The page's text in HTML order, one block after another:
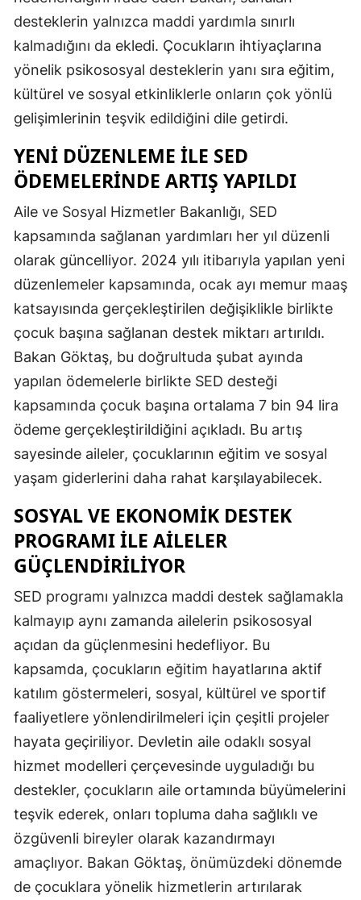
Malatya
Manisa
Kahramanmaraş
Mardin
Muğla
Muş
Nevşehir
Niğde
Ordu
Rize
Sakarya
Samsun
Siirt
Sinop
Sivas
Tekirdağ
Tunceli
Şanlıurfa
Uşak
Van
Yozgat
Zonguldak
Aksaray
Bayburt
Karaman
desteklerin yalnızca maddi yardımla sınırlı
kalmadığını da ekledi. Çocukların ihtiyaçlarına
yönelik psikososyal desteklerin yanı sıra eğitim,
kültürel ve sosyal etkinliklerle onların çok yönlü
gelişimlerinin teşvik edildiğini dile getirdi.
YENI DÜZENLEME ILE SED
ÖDEMELERINDE ARTIŞ YAPILDI
Aile ve Sosyal Hizmetler Bakanlığı, SED
kapsamında sağlanan yardımları her yıl düzenli
olarak güncelliyor. 2024 yılı itibarıyla yapılan yeni
düzenlemeler kapsamında, ocak ayı memur maaş
katsayısında gerçekleştirilen değişiklikle birlikte
çocuk başına sağlanan destek miktarı artırıldı.
Bakan Göktaş, bu doğrultuda şubat ayında
yapılan ödemelerle birlikte SED desteği
kapsamında çocuk başına ortalama 7 bin 94 lira
ödeme gerçekleştirildiğini açıkladı. Bu artış
sayesinde aileler, çocuklarının eğitim ve sosyal
yaşam giderlerini daha rahat karşılayabilecek.
SOSYAL VE EKONOMIK DESTEK
PROGRAMI ILE AILELER
GÜÇLENDIRILIYOR
SED programı yalnızca maddi destek sağlamakla
kalmayıp aynı zamanda ailelerin psikososyal
açıdan da güçlenmesini hedefliyor. Bu
kapsamda, çocukların eğitim hayatlarına aktif
katılım göstermeleri, sosyal, kültürel ve sportif
faaliyetlere yönlendirilmeleri için çeşitli projeler
hayata geçiriliyor. Devletin aile odaklı sosyal
hizmet modelleri çerçevesinde uyguladığı bu
destekler, çocukların aile ortamında büyümelerini
teşvik ederek, onları topluma daha sağlıklı ve
özgüvenli bireyler olarak kazandırmayı
amaçlıyor. Bakan Göktaş, önümüzdeki dönemde
de çocuklara yönelik hizmetlerin artırılarak